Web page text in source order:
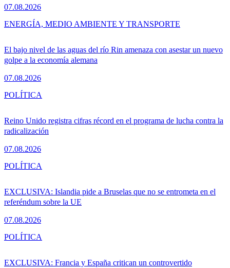
07.08.2026
El bajo nivel de las aguas del río Rin amenaza con asestar un nuevo
golpe a la economía alemana
07.08.2026
ENERGÍA, MEDIO AMBIENTE Y TRANSPORTE
Reino Unido registra cifras récord en el programa de lucha contra la
radicalización
07.08.2026
POLÍTICA
EXCLUSIVA: Islandia pide a Bruselas que no se entrometa en el
referéndum sobre la UE
07.08.2026
POLÍTICA
EXCLUSIVA: Francia y España critican un controvertido
POLÍTICA